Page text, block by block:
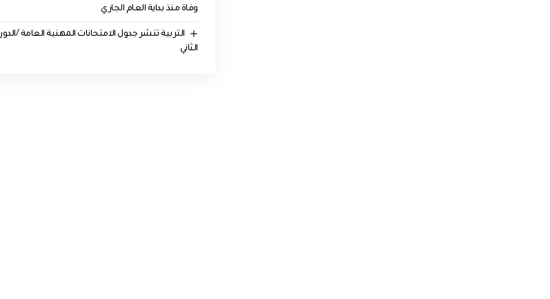
وفاة منذ بداية العام الجاري
التربية تنشر جدول الامتحانات المهنية العامة /الدور
الثاني